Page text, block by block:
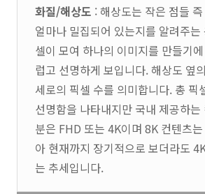
화질/해상도 : 해상도는 작은 점들
얼마나 밀집되어 있는지를 알려주는
셀이 모여 하나의 이미지를 만들기
럽고 선명하게 보입니다. 해상도 옆
세로의 픽셀 수를 의미합니다. 총 픽
선명함을 나타내지만 국내 제공하는
분은 FHD 또는 4K이며 8K 컨텐츠
아 현재까지 장기적으로 보더라도
는 추세입니다.